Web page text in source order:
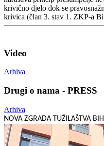
krivično djelo dok se
krivica (član 3. stav 1. ZKP-a
Video
Arhiva
Drugi o nama - PRESS
Arhiva
NOVA ZGRADA TUŽILAŠTVA BIH